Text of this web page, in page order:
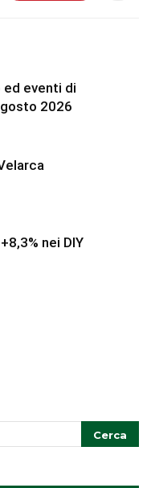
eventi di
2026
nei DIY